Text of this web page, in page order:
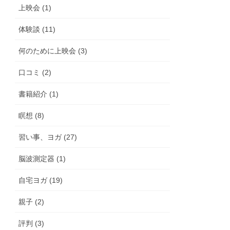
上映会 (1)
体験談 (11)
何のために上映会 (3)
口コミ (2)
書籍紹介 (1)
瞑想 (8)
習い事、ヨガ (27)
脳波測定器 (1)
自宅ヨガ (19)
親子 (2)
評判 (3)